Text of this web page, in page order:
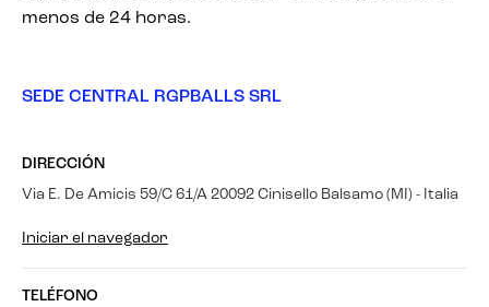
menos de 24 horas.
SEDE CENTRAL RGPBALLS SRL
DIRECCIÓN
Via E. De Amicis 59/C 61/A 20092 Cinisello Balsamo (MI) - Italia
Iniciar el navegador
TELÉFONO